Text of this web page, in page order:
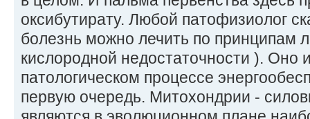
оксибутирату. Любой патофизиолог
болезнь можно лечить по принципам
кислородной недостаточности ). Оно
патологическом процессе
первую очередь. Митохондрии -